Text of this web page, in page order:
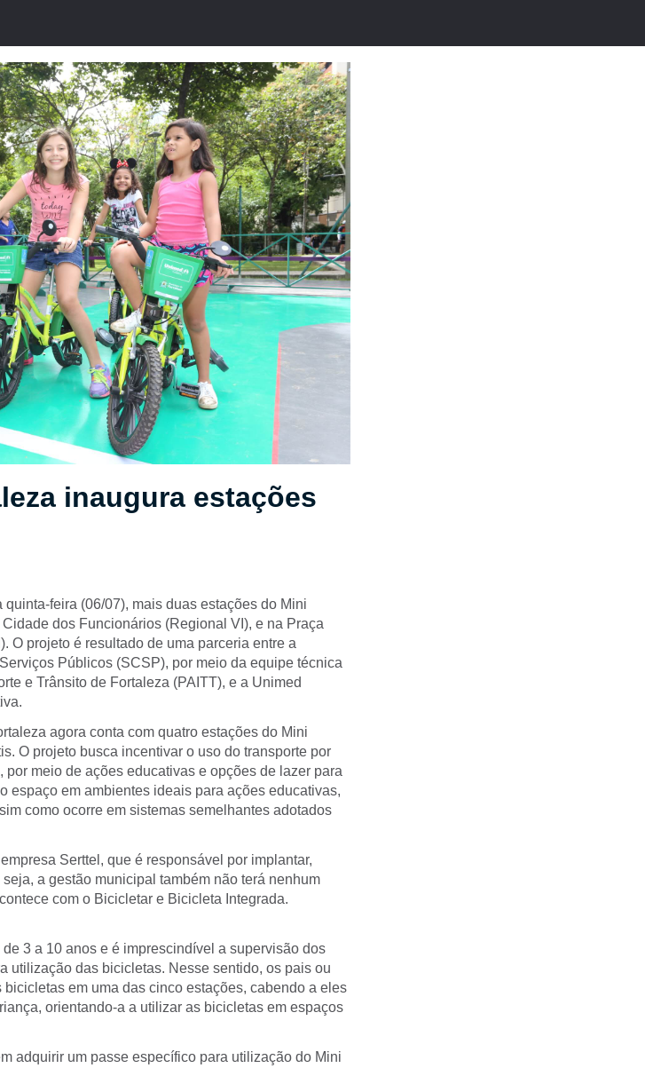
inaugura estações
feira (06/07), mais duas estações do Mini
dos Funcionários (Regional VI), e na Praça
O projeto é resultado de uma parceria entre a
Públicos (SCSP), por meio da equipe técnica
e Trânsito de Fortaleza (PAITT), e a Unimed
agora conta com quatro estações do Mini
O projeto busca incentivar o uso do transporte por
meio de ações educativas e opções de lazer para
espaço em ambientes ideais para ações educativas,
como ocorre em sistemas semelhantes adotados
Serttel, que é responsável por implantar,
a gestão municipal também não terá nenhum
com o Bicicletar e Bicicleta Integrada.
3 a 10 anos e é imprescindível a supervisão dos
utilização das bicicletas. Nesse sentido, os pais ou
em uma das cinco estações, cabendo a eles
orientando-a a utilizar as bicicletas em espaços
adquirir um passe específico para utilização do Mini